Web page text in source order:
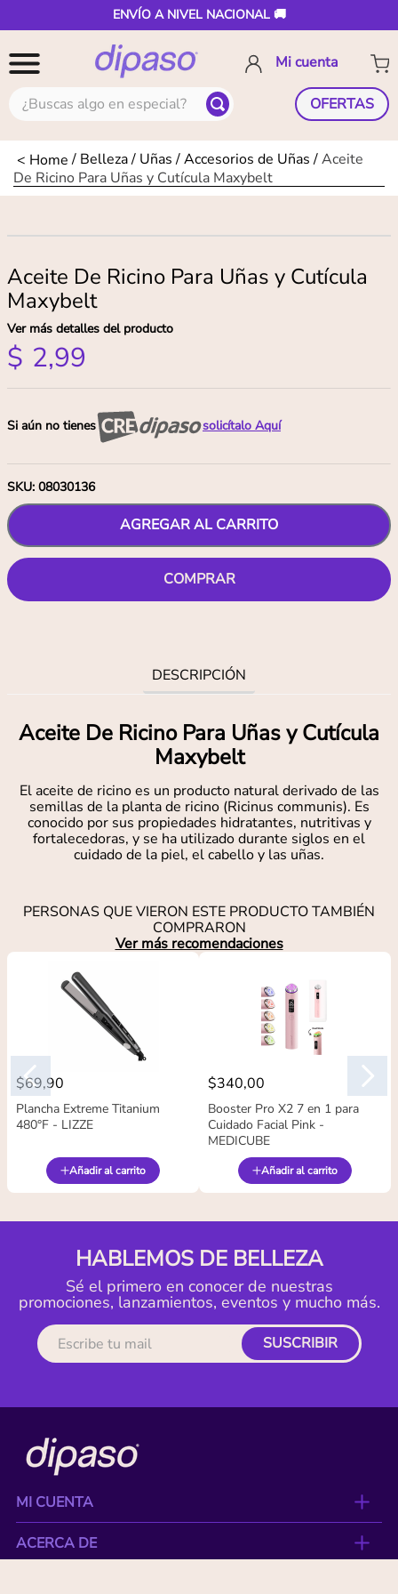
ENVÍO A NIVEL NACIONAL 🚚
¿Buscas algo en especial? OFERTAS
Belleza Uñas Accesorios de Uñas
Aceite
De Ricino Para Uñas y Cutícula Maxybelt
Aceite De Ricino Para Uñas y Cutícula
Maxybelt
Ver más detalles del producto
$ 2,99
Si aún no tienes solicítalo Aquí
SKU: 08030136
AGREGAR AL CARRITO
COMPRAR
DESCRIPCIÓN
Aceite De Ricino Para Uñas y Cutícula
Maxybelt
El aceite de ricino es un producto natural derivado de las
semillas de la planta de ricino (Ricinus communis). Es
conocido por sus propiedades hidratantes, nutritivas y
fortalecedoras, y se ha utilizado durante siglos en el
cuidado de la piel, el cabello y las uñas.
PERSONAS QUE VIERON ESTE PRODUCTO TAMBIÉN
COMPRARON
Ver más recomendaciones
$69,90
Plancha Extreme Titanium
480°F - LIZZE
Añadir al carrito
$340,00
Booster Pro X2 7 en 1 para
Cuidado Facial Pink -
MEDICUBE
Añadir al carrito
HABLEMOS DE BELLEZA
Sé el primero en conocer de nuestras
promociones, lanzamientos, eventos y mucho más.
SUSCRIBIR
MI CUENTA
ACERCA DE